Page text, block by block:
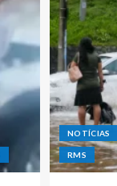
NOTÍCIAS
RMS